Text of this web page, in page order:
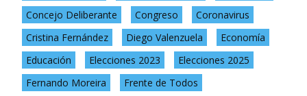
Concejo Deliberante
Congreso
Coronavirus
Cristina Fernández
Diego Valenzuela
Economía
Educación
Elecciones 2023
Elecciones 2025
Fernando Moreira
Frente de Todos